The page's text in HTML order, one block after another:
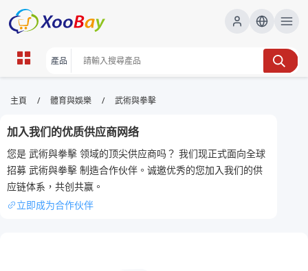
武術與拳擊 | XOOBAY B2B/B2C
Marketplace
武術,拳擊,訓練, wholesale 武術與拳擊, XOOBAY
技巧與對抗
主頁 / 體育與娛樂 / 武術與拳擊
加入我们的优质供应商网络
您是 武術與拳擊 领域的顶尖供应商吗？ 我们现正式面向全球
招募 武術與拳擊 制造合作伙伴。诚邀优秀的您加入我们的供
应链体系，共创共赢。
立即成为合作伙伴